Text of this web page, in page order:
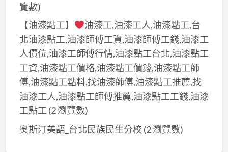
覽數)
【油漆點工】
油漆工,油漆工人,油漆點工,台
北油漆點工,油漆師傅工資,油漆師傅工錢,油漆工
人價位,油漆工師傅行情,油漆點工台北,油漆點工
工資,油漆點工價格,油漆點工價錢,油漆點工師
傅,油漆點工點料,找油漆師傅,油漆點工推薦,找
油漆工人,油漆點工師傅推薦,油漆點工工錢,油漆
工點工 (2 瀏覽數)
奧斯汀美語_台北民族民生分校 (2 瀏覽數)